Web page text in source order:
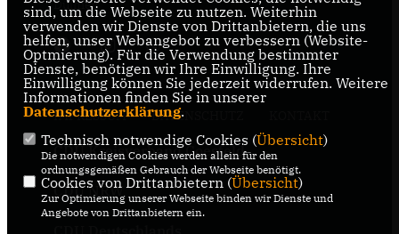
Dülmen
IMPRESSUM DATENSCHUTZ
CDU Kreisverband Coesfeld
CDU NRW
sind, um die Webseite zu nutzen. Weiterhin
verwenden wir Dienste von Drittanbietern, die uns
helfen, unser Webangebot zu verbessern (Website-
Optmierung). Für die Verwendung bestimmter
Dienste, benötigen wir Ihre Einwilligung. Ihre
Einwilligung können Sie jederzeit widerrufen. Weitere
Informationen finden Sie in unserer
Datenschutzerklärung.
Technisch notwendige Cookies (Übersicht)
Die notwendigen Cookies werden allein für den
ordnungsgemäßen Gebrauch der Webseite benötigt.
Cookies von Drittanbietern (Übersicht)
Zur Optimierung unserer Webseite binden wir Dienste und
Angebote von Drittanbietern ein.